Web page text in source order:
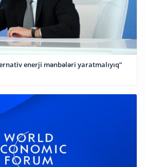
alternativ enerji mənbələri yaratmalıyıq”